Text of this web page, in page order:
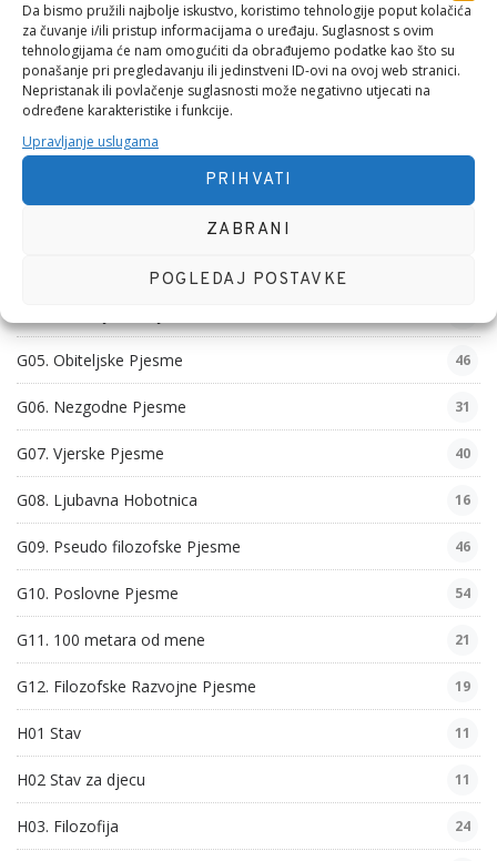
Da bismo pružili najbolje iskustvo, koristimo tehnologije poput kolačića
za čuvanje i/ili pristup informacijama o uređaju. Suglasnost s ovim
tehnologijama će nam omogućiti da obrađujemo podatke kao što su
ponašanje pri pregledavanju ili jedinstveni ID-ovi na ovoj web stranici.
Nepristanak ili povlačenje suglasnosti može negativno utjecati na
određene karakteristike i funkcije.
Upravljanje uslugama
PRIHVATI
ZABRANI
POGLEDAJ POSTAVKE
D09. Komunikologija
D10. Iskustva 5
G03. Filozofske Pjesme
G05. Obiteljske Pjesme 46
G06. Nezgodne Pjesme 31
G07. Vjerske Pjesme 40
G08. Ljubavna Hobotnica 16
G09. Pseudo filozofske Pjesme 46
G10. Poslovne Pjesme 54
G11. 100 metara od mene 21
G12. Filozofske Razvojne Pjesme 19
H01 Stav 11
H02 Stav za djecu 11
H03. Filozofija 24